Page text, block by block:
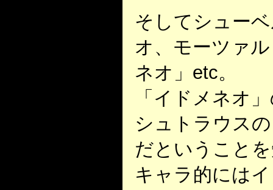
そしてシュー
オ、モーツァ
ネオ」etc。
「イドメネオ
シュトラウス
だということ
キャラ的には